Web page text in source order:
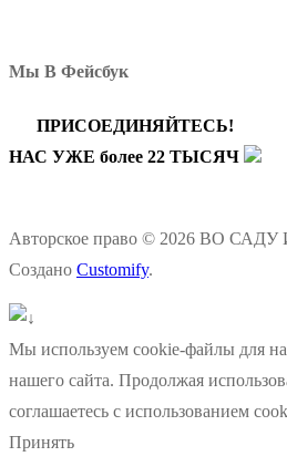
Мы В Фейсбук
ПРИСОЕДИНЯЙТЕСЬ!
НАС УЖЕ более 22 ТЫСЯЧ
Авторское право © 2026 ВО
Создано Customify.
Мы используем cookie-файлы для
нашего сайта. Продолжая
соглашаетесь с использованием
Принять